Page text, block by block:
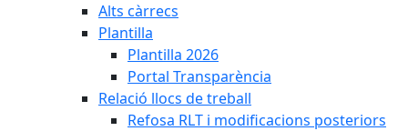
Alts càrrecs
Plantilla
Plantilla 2026
Portal Transparència
Relació llocs de treball
Refosa RLT i modificacions posteriors